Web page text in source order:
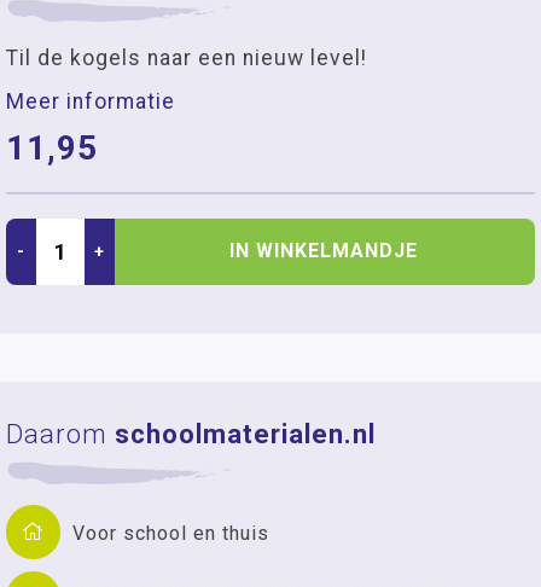
Til de kogels naar een nieuw level!
Meer informatie
11,95
- + IN WINKELMANDJE
Daarom schoolmaterialen.nl
Voor school en thuis